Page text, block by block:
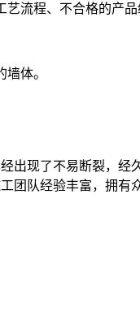
流程、不合格的产
体。
出现了不易断裂，经
团队经验丰富，拥有